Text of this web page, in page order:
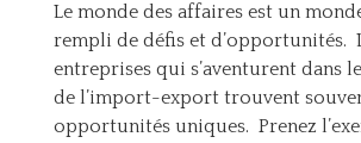
Le monde des affaires est un
rempli de défis et d’opportunités.
entreprises qui s’aventurent dans
de l’import-export trouvent
opportunités uniques. Prenez